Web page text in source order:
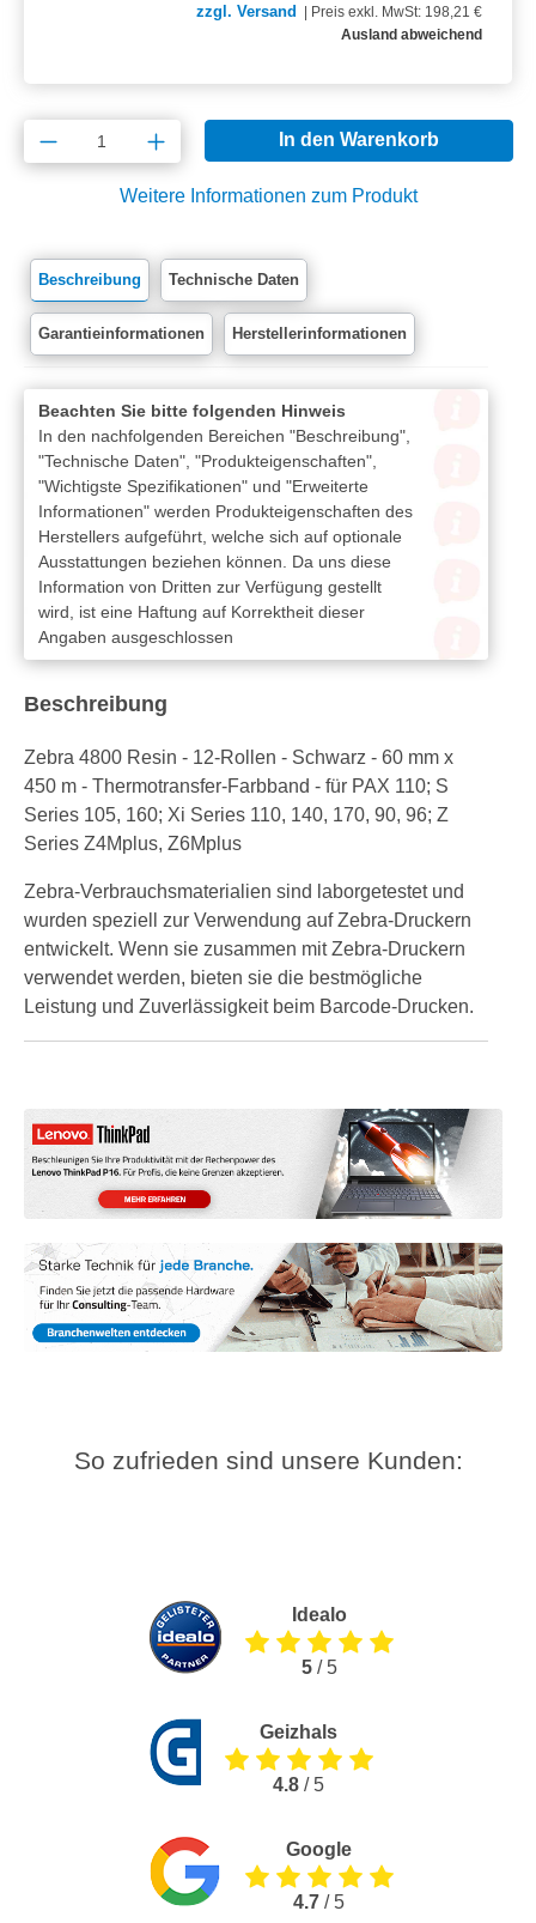
zzgl. Versand
Preis exkl. MwSt: 198,21 €
Ausland abweichend
Produkt Anzahl: Gib den gewünschten
In den Warenkorb
Weitere Informationen zum Produkt
Beschreibung Technische Daten
Garantieinformationen Herstellerinformationen
Beachten Sie bitte folgenden Hinweis
In den nachfolgenden Bereichen "Beschreibung",
"Technische Daten", "Produkteigenschaften",
"Wichtigste Spezifikationen" und "Erweiterte
Informationen" werden Produkteigenschaften des
Herstellers aufgeführt, welche sich auf optionale
Ausstattungen beziehen können. Da uns diese
Information von Dritten zur Verfügung gestellt
wird, ist eine Haftung auf Korrektheit dieser
Angaben ausgeschlossen
Beschreibung
Zebra 4800 Resin - 12-Rollen - Schwarz - 60 mm x
450 m - Thermotransfer-Farbband - für PAX 110; S
Series 105, 160; Xi Series 110, 140, 170, 90, 96; Z
Series Z4Mplus, Z6Mplus
Zebra-Verbrauchsmaterialien sind laborgetestet und
wurden speziell zur Verwendung auf Zebra-Druckern
entwickelt. Wenn sie zusammen mit Zebra-Druckern
verwendet werden, bieten sie die bestmögliche
Leistung und Zuverlässigkeit beim Barcode-Drucken.
So zufrieden sind unsere Kunden:
Idealo
5/ 5
Geizhals
4.8 / 5
Google
4.7 / 5